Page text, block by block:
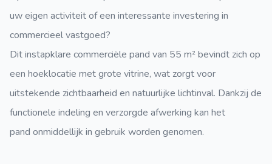
uw eigen activiteit of een interessante investering in
commercieel vastgoed?
Dit instapklare commerciële pand van 55 m² bevindt zich op
een hoeklocatie met grote vitrine, wat zorgt voor
uitstekende zichtbaarheid en natuurlijke lichtinval. Dankzij de
functionele indeling en verzorgde afwerking kan het
pand onmiddellijk in gebruik worden genomen.